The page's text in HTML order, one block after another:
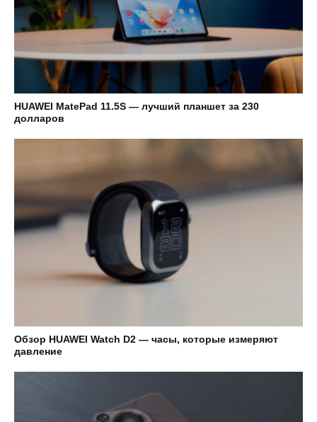
HUAWEI MatePad 11.5S — лучший планшет за 230
долларов
Обзор HUAWEI Watch D2 — часы, которые измеряют
давление